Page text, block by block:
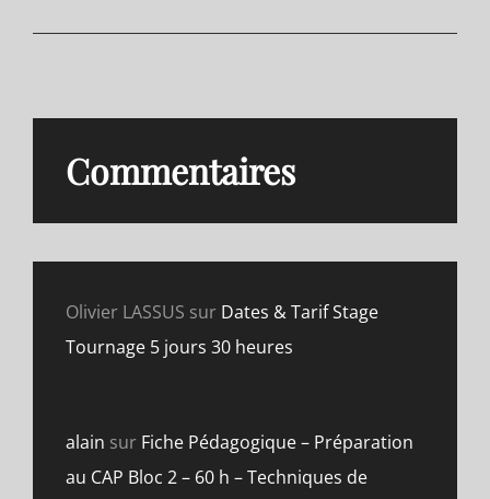
CAP
Commentaires
Olivier LASSUS sur Dates & Tarif Stage
Tournage 5 jours 30 heures
alain sur Fiche Pédagogique – Préparation
au CAP Bloc 2 – 60 h – Techniques de